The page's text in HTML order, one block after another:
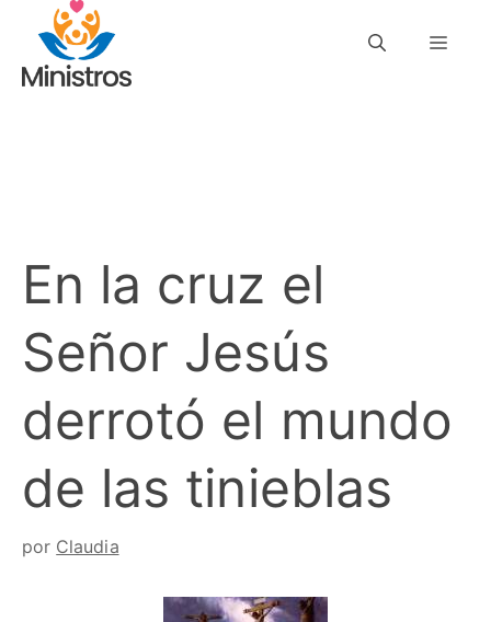
contenido
En la cruz el
Señor Jesús
derrotó el mundo
de las tinieblas
por Claudia